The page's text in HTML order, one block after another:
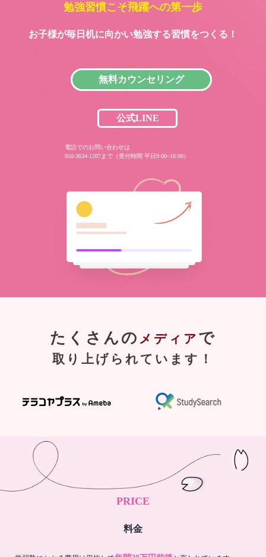
勉強習慣こそ飛躍への第一歩
お子様が毎日机に向かい勉強する習慣をつくる！
無料カウンセリング
公式LINE
電話でのお問い合わせは
050-3634-1207まで（受付時間 平日9:00~18:00）
たくさんの メディア で
取り上げられています！
PRICE
料金